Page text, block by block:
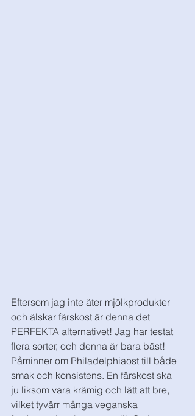
Eftersom jag inte äter mjölkprodukter
och älskar färskost är denna det
PERFEKTA alternativet! Jag har testat
flera sorter, och denna är bara bäst!
Påminner om Philadelphiaost till både
smak och konsistens. En färskost ska
ju liksom vara krämig och lätt att bre,
vilket tyvärr många veganska